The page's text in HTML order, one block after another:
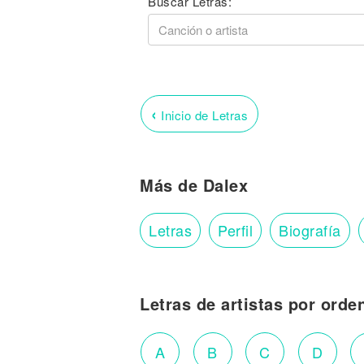
‹ Inicio de Letras
Más de Dalex
Letras Perfil Biografía
Letras de artistas por
A B C D